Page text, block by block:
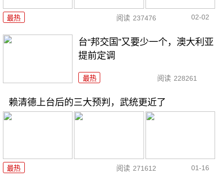
最热 阅读 237476 02-02
台“邦交国”又要少一个，澳大利亚
提前定调
最热 阅读 228261
赖清德上台后的三大预判，武统更近了
最热 阅读 271612 01-16